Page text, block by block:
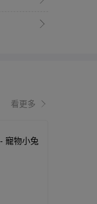
看更多
寵物小兔